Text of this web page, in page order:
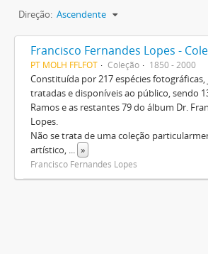
Direção: Ascendente
PT MOLH FFLFOT Coleção 1850 - 2000
Constituída por 217 espécies
tratadas e disponíveis ao público, sendo
Ramos e as restantes 79 do álbum Dr.
Lopes.
Não se trata de uma coleção
artístico, ... »
Francisco Fernandes Lopes